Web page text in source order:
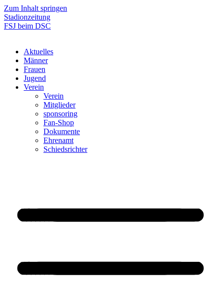
Zum Inhalt springen
Stadionzeitung
FSJ beim DSC
Aktuelles
Männer
Frauen
Jugend
Verein
Verein
Mitglieder
sponsoring
Fan-Shop
Dokumente
Ehrenamt
Schiedsrichter